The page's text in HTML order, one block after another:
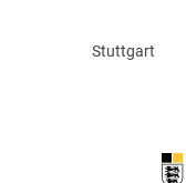
Stuttgart